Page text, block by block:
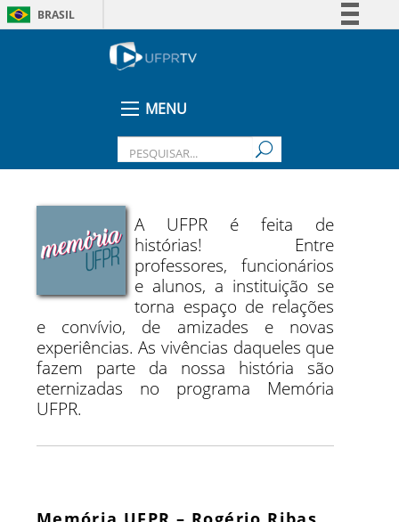
BRASIL
Legislação
MENU
A UFPR é feita de
histórias! Entre
professores, funcionários
e alunos, a instituição se
torna espaço de relações
e convívio, de amizades e novas
experiências. As vivências daqueles que
fazem parte da nossa história são
eternizadas no programa Memória
UFPR.